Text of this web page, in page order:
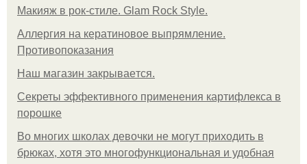
Макияж в рок-стиле. Glam Rock Style.
Аллергия на кератиновое выпрямление.
Противопоказания
Нaш магaзин зaкрывaeтся.
Секреты эффективного применения картифлекса в
порошке
Во многих школах девочки не могут приходить в
брюках, хотя это многофункциональная и удобная